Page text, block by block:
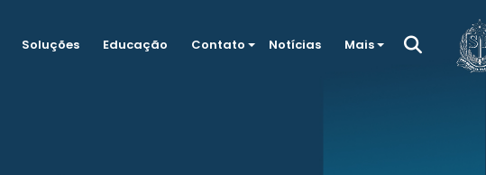
Soluções Educação Contato Notícias Mais